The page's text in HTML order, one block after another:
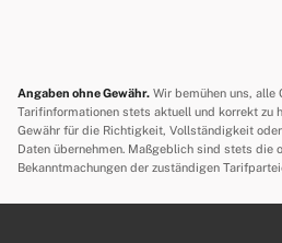
Angaben ohne Gewähr. Wir bemühen uns, alle
Tarifinformationen stets aktuell und korrekt zu
Gewähr für die Richtigkeit, Vollständigkeit
Daten übernehmen. Maßgeblich sind stets die
Bekanntmachungen der zuständigen